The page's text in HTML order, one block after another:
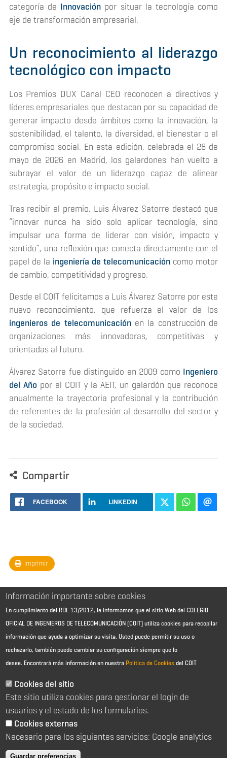
categoría de Innovación por situar la tecnología como
eje de transformación empresarial.
Un reconocimiento al liderazgo
tecnológico con impacto
Los Premios DUX Canal CEO reconocen a directivos y
líderes empresariales que destacan por su capacidad de
generar impacto desde ámbitos como la innovación, la
sostenibilidad, el talento, la diversidad, el bienestar o el
compromiso social. En esta edición, celebrada el 28 de
mayo de 2026 en Madrid, los galardones han vuelto a
subrayar el valor de un liderazgo capaz de alinear
estrategia, propósito e impacto social.
Tras recibir el premio, Luis Álvarez Satorre destacó que
“innovar nunca ha sido solo aplicar tecnología, sino
impulsar una forma de liderar con visión, impacto y
sentido”, una reflexión que conecta directamente con el
papel de la ingeniería de telecomunicación como motor
de cambio, competitividad y progreso.
Desde el COIT felicitamos a Luis Álvarez Satorre por este
nuevo reconocimiento, que refuerza el valor de los
ingenieros de telecomunicaciónen la construcción de
organizaciones más innovadoras, competitivas y
orientadas al futuro.
Álvarez Satorre fue distinguido en 2009 como Ingeniero
del Año por el COIT y la AEIT, un galardón que reconoce
anualmente la trayectoria profesional y la contribución
de referentes de la profesión al desarrollo del sector y
de la sociedad.
Compartir
FACEBOOK LINKEDIN
Imprimir
Aviso Legal - Información general
Política de cookies
Política de reembolso
Sitemap
C/ Almagro 2 1º Izqda 28010 Madrid
91 391 10 66
Información importante sobre cookies
En cumplimiento del RDL 13/2012, le informamos que el sitio Web del COLEGIO
OFICIAL DE INGENIEROS DE TELECOMUNICACIÓN (COIT) utiliza cookies para recopilar
información que ayuda a optimizar su visita. Usted puede permitir su uso o
rechazarlo, también puede cambiar su configuración siempre que lo
desee. Encontrará más información en nuestra Política de Cookies del COIT
Cookies del sitio
Este sitio utiliza cookies para gestionar el login de
usuarios y el estado de los formularios.
Cookies externas
Necesario para los siguientes servicios: Google analytics
Guardar preferencias